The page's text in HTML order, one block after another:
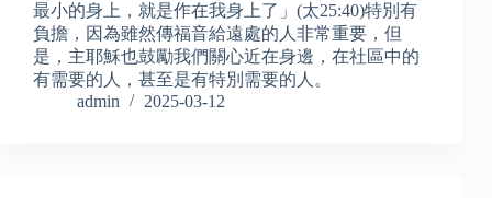
最小的身上，就是作在我身上了」(太25:40)特別有
負擔，因為雖然傳福音給遠處的人非常重要，但
是，主耶穌也鼓勵我們關心近在身邊，在社區中的
有需要的人，甚至是有特別需要的人。
admin
2025-03-12